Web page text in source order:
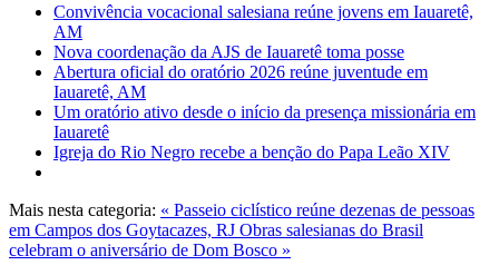
Convivência vocacional salesiana reúne jovens em Iauaretê,
AM
Nova coordenação da AJS de Iauaretê toma posse
Abertura oficial do oratório 2026 reúne juventude em
Iauaretê, AM
Um oratório ativo desde o início da presença missionária em
Iauaretê
Igreja do Rio Negro recebe a benção do Papa Leão XIV
Mais nesta categoria: « Passeio ciclístico reúne dezenas de pessoas
em Campos dos Goytacazes, RJ Obras salesianas do Brasil
celebram o aniversário de Dom Bosco »